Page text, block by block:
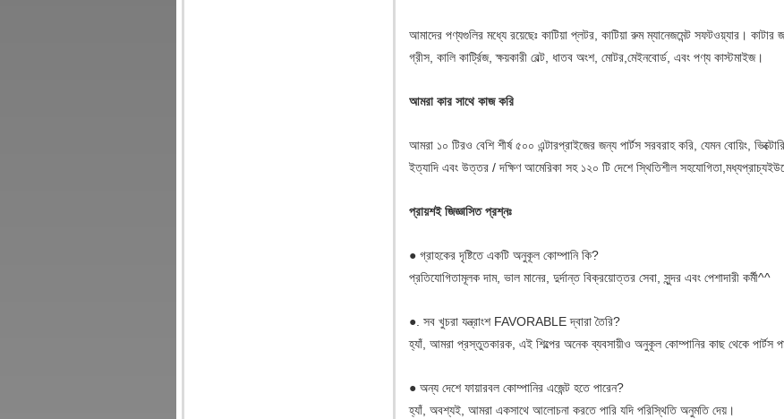
আমাদের পণ্যগুলির মধ্যে রয়েছেঃ কাটিয়া প্লটর, কাটিয়া রুম ম্যানেজমেন্ট সফটওয়্যার। কাটার
গ্রীস, কালি কার্ট্রিজ, ক্ষয়কারী বেল্ট, ধাতব অংশ, মোটর,মেইনবোর্ড, এবং পণ্য কাস্টমাইজ।
আমরা কার সাথে কাজ করি
আমরা ১০ টিরও বেশি শীর্ষ ৫০০ এন্টারপ্রাইজের জন্য পার্টস সরবরাহ করি, যেমন বোয়িং,
ইত্যাদি এবং উত্তর / দক্ষিণ আমেরিকা সহ ১২০ টি দেশে স্থিতিশীল
প্রায়শই জিজ্ঞাসিত প্রশ্নঃ
● গ্রাহকের দৃষ্টিতে একটি অনুকূল কোম্পানি কি?
প্রতিযোগিতামূলক দাম, ভাল মানের, দুর্দান্ত বিক্রয়োত্তর সেবা, সুন্দর এবং পেশাদারী কর্মী^^
●. সব খুচরা যন্ত্রাংশ FAVORABLE দ্বারা তৈরি?
হ্যাঁ, আমরা প্রস্তুতকারক, এই শিল্পের অনেক ব্যবসায়ীও অনুকূল কোম্পানির কাছ থেকে পার্টস
● অন্য দেশে ফায়ারবল কোম্পানির এজেন্ট হতে পারেন?
হ্যাঁ, অবশ্যই, আমরা একসাথে আলোচনা করতে পারি যদি পরিস্থিতি অনুমতি দেয়।